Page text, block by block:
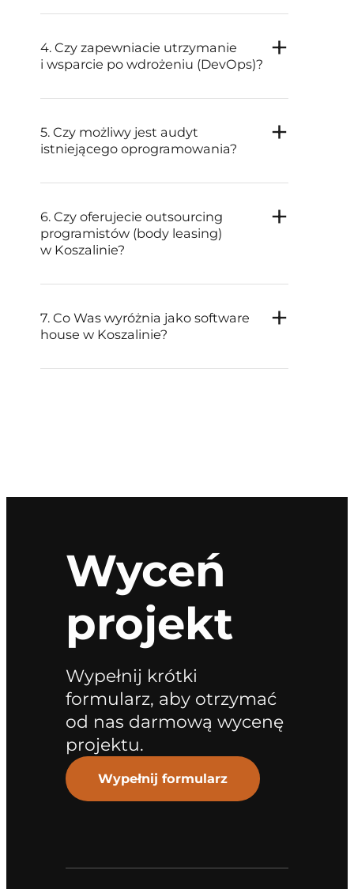
4. Czy zapewniacie utrzymanie
i wsparcie po wdrożeniu (DevOps)?
5. Czy możliwy jest audyt
istniejącego oprogramowania?
6. Czy oferujecie outsourcing
programistów (body leasing)
w Koszalinie?
7. Co Was wyróżnia jako software
house w Koszalinie?
Wyceń
projekt
Wypełnij krótki
formularz, aby otrzymać
od nas darmową wycenę
projektu.
Wypełnij formularz